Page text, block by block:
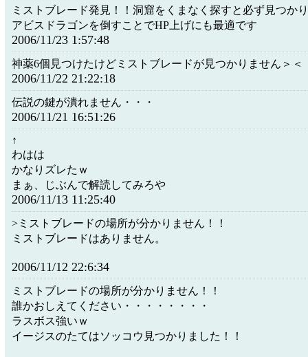
ミストブレード発見！！洞窟をくまなく探すと必ず見つか
アビスドラゴンを倒すことでHP上げにも最適です
2006/11/23 1:57:48
神薬6個見つけたけどミストブレードが見つかりません＞＜
2006/11/22 21:22:18
伝説の鍵が潰れません・・・
2006/11/21 16:51:26
↑
わはは
かなりズレたｗ
まぁ、じぶんで解読してみろや
2006/11/13 11:25:40
>ミストブレードの場所が分かりません！！
ミストブレードはありません。
2006/11/12 22:6:34
ミストブレードの場所が分かりません！！
誰かおしえてください・・・・・・・・
ラスボス強いｗ
イージスのたてはソッコウ見つかりました！！